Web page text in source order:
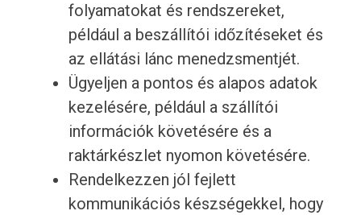
folyamatokat és rendszereket,
például a beszállítói időzítéseket és
az ellátási lánc menedzsmentjét.
Ügyeljen a pontos és alapos adatok
kezelésére, például a szállítói
információk követésére és a
raktárkészlet nyomon követésére.
Rendelkezzen jól fejlett
kommunikációs készségekkel, hogy